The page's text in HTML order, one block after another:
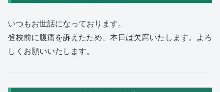
いつもお世話になっております。
登校前に腹痛を訴えたため、本日は欠席いたします。よろ
しくお願いいたします。